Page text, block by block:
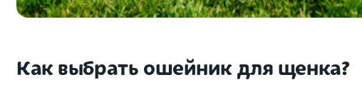
Как выбрать ошейник для щенка?